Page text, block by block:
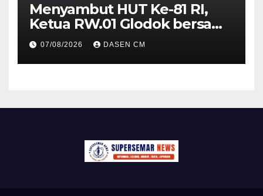
Menyambut HUT Ke-81 RI,
Ketua RW.01 Glodok bersama
Tiga Pilar Kecamatan
mengadakan kegiatan Jumat
berkah
07/08/2026 DASEN CM